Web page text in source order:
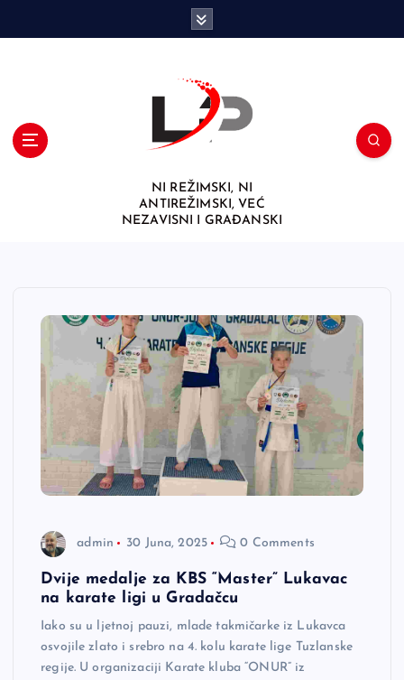
NI REŽIMSKI, NI
ANTIREŽIMSKI, VEĆ
NEZAVISNI I GRAĐANSKI
admin 30 Juna, 2025 0 Comments
Dvije medalje za KBS “Master” Lukavac
na karate ligi u Gradačcu
Iako su u ljetnoj pauzi, mlade takmičarke iz Lukavca
osvojile zlato i srebro na 4. kolu karate lige Tuzlanske
regije. U organizaciji Karate kluba “ONUR” iz